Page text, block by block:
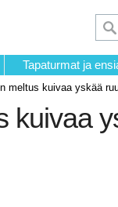
Tapaturmat ja
meltus kuivaa yskää
kuivaa